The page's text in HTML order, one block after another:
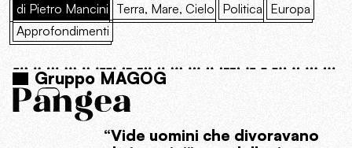
di Pietro Mancini Terra, Mare, Cielo Politica Europa
Approfondimenti
Gruppo MAGOG
“Vide uomini che divoravano